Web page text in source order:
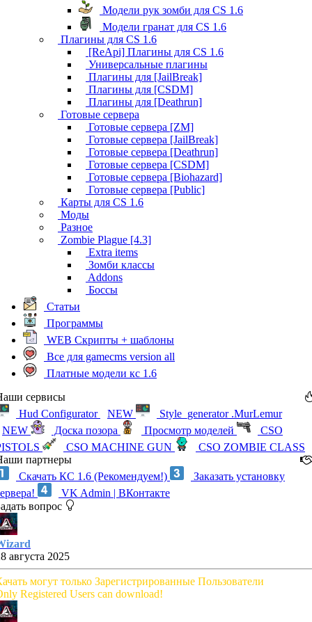
Модели рук зомби для CS 1.6
Модели гранат для CS 1.6
Плагины для CS 1.6
[ReApi] Плагины для CS 1.6
Универсальные плагины
Плагины для [JailBreak]
Плагины для [CSDM]
Плагины для [Deathrun]
Готовые сервера
Готовые сервера [ZM]
Готовые сервера [JailBreak]
Готовые сервера [Deathrun]
Готовые сервера [CSDM]
Готовые сервера [Biohazard]
Готовые сервера [Public]
Карты для CS 1.6
Моды
Разное
Zombie Plague [4.3]
Extra items
Зомби классы
Addons
Боссы
Статьи
Программы
WEB Скрипты + шаблоны
Все для gamecms version all
Платные модели кс 1.6
сервисы
Hud Configurator
NEW
Style_generator .MurLemur
NEW
Доска позора Просмотр моделей
CSO
CSO MACHINE GUN
CSO ZOMBIE CLASS
партнеры
Скачать КС 1.6 (Рекомендуем!)
Заказать установку
VK Admin | ВКонтакте
вопрос
августа 2025
могут только Зарегистрированные Пользователи
Registered Users can download!